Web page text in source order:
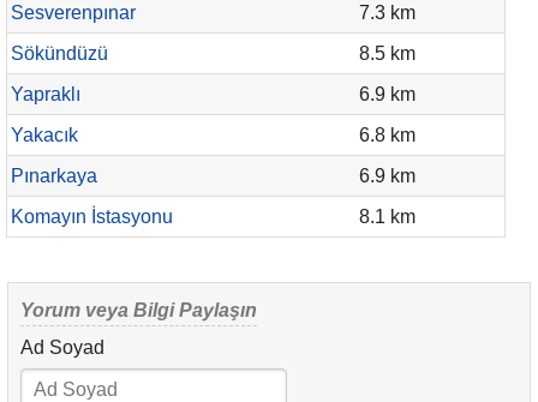
Sesverenpınar
7.3 km
Sökündüzü
8.5 km
Yapraklı
6.9 km
Yakacık
6.8 km
Pınarkaya
6.9 km
Komayın İstasyonu
8.1 km
Yorum veya Bilgi Paylaşın
Ad Soyad